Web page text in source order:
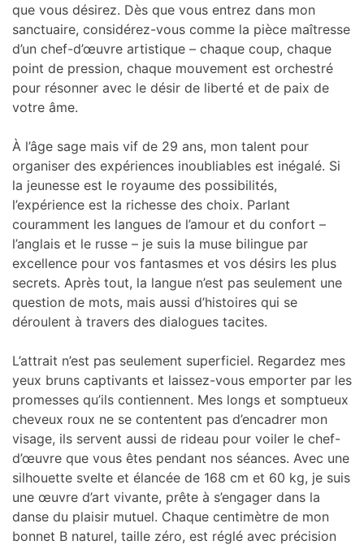
que vous désirez. Dès que vous entrez dans mon
sanctuaire, considérez-vous comme la pièce maîtresse
d’un chef-d’œuvre artistique – chaque coup, chaque
point de pression, chaque mouvement est orchestré
pour résonner avec le désir de liberté et de paix de
votre âme.
À l’âge sage mais vif de 29 ans, mon talent pour
organiser des expériences inoubliables est inégalé. Si
la jeunesse est le royaume des possibilités,
l’expérience est la richesse des choix. Parlant
couramment les langues de l’amour et du confort –
l’anglais et le russe – je suis la muse bilingue par
excellence pour vos fantasmes et vos désirs les plus
secrets. Après tout, la langue n’est pas seulement une
question de mots, mais aussi d’histoires qui se
déroulent à travers des dialogues tacites.
L’attrait n’est pas seulement superficiel. Regardez mes
yeux bruns captivants et laissez-vous emporter par les
promesses qu’ils contiennent. Mes longs et somptueux
cheveux roux ne se contentent pas d’encadrer mon
visage, ils servent aussi de rideau pour voiler le chef-
d’œuvre que vous êtes pendant nos séances. Avec une
silhouette svelte et élancée de 168 cm et 60 kg, je suis
une œuvre d’art vivante, prête à s’engager dans la
danse du plaisir mutuel. Chaque centimètre de mon
bonnet B naturel, taille zéro, est réglé avec précision